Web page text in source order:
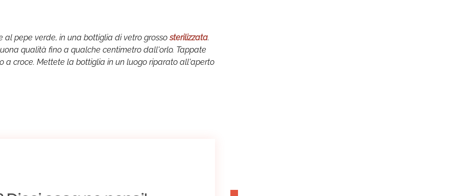
pepe verde, in una bottiglia di vetro grossosterilizzata.
qualità fino a qualche centimetro dall'orlo. Tappate
a croce. Mettete la bottiglia in un luogo riparato all'aperto